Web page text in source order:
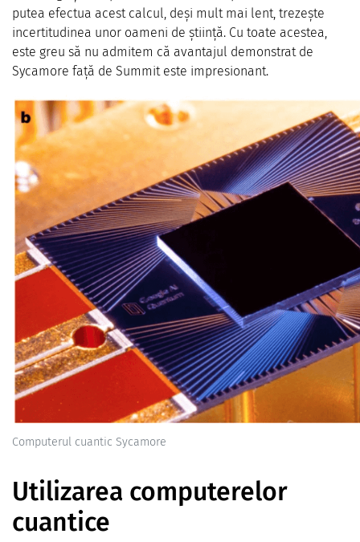
putea efectua acest calcul, deși mult mai lent, trezește
incertitudinea unor oameni de știință. Cu toate acestea,
este greu să nu admitem că avantajul demonstrat de
Sycamore față de Summit este impresionant.
Computerul cuantic Sycamore
Utilizarea computerelor
cuantice